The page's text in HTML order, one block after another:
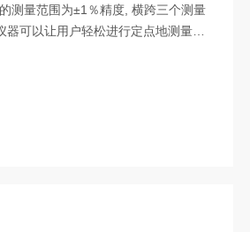
测量范围为±1％精度, 横跨三个测量
可以让用户轻松进行定点地测量。